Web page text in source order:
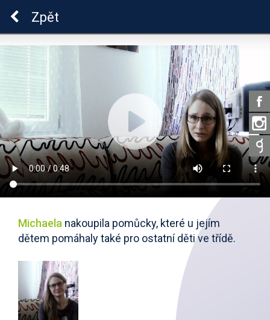
Zpět
Michaela nakoupila pomůcky, které u jejím
dětem pomáhaly také pro ostatní děti ve třídě.